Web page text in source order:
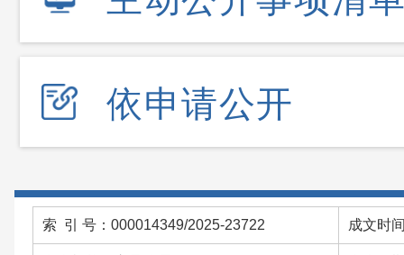
依申请公开
索 引 号：000014349/2025-23722 成文时